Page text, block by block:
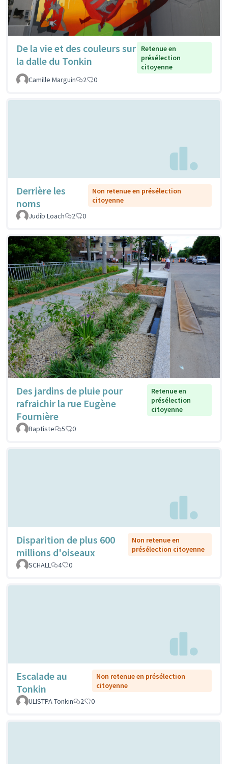
De la vie et des couleurs sur
la dalle du Tonkin
Retenue en
présélection
citoyenne
Camille Marguin
2 0
Derrière les
noms
Non retenue en présélection
citoyenne
Judib Loach
2 0
Des jardins de pluie pour
rafraichir la rue Eugène
Fournière
Retenue en
présélection
citoyenne
Baptiste 5 0
Disparition de plus 600
millions d'oiseaux
Non retenue en
présélection citoyenne
SCHALL
4 0
Escalade au
Tonkin
Non retenue en présélection
citoyenne
ULISTPA Tonkin
2 0